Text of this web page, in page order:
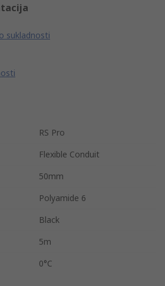
sukladnosti
RS Pro
Flexible Conduit
50mm
Polyamide 6
Black
5m
0°C